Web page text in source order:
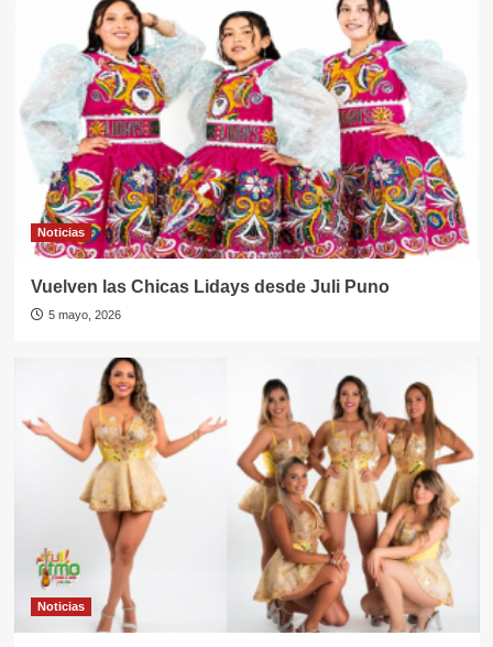
Noticias
Vuelven las Chicas Lidays desde Juli Puno
5 mayo, 2026
Noticias